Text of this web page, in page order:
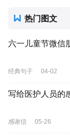
热门图文
六一儿童节微信
经典句子 04-02
写给医护人员的
感谢信 05-26